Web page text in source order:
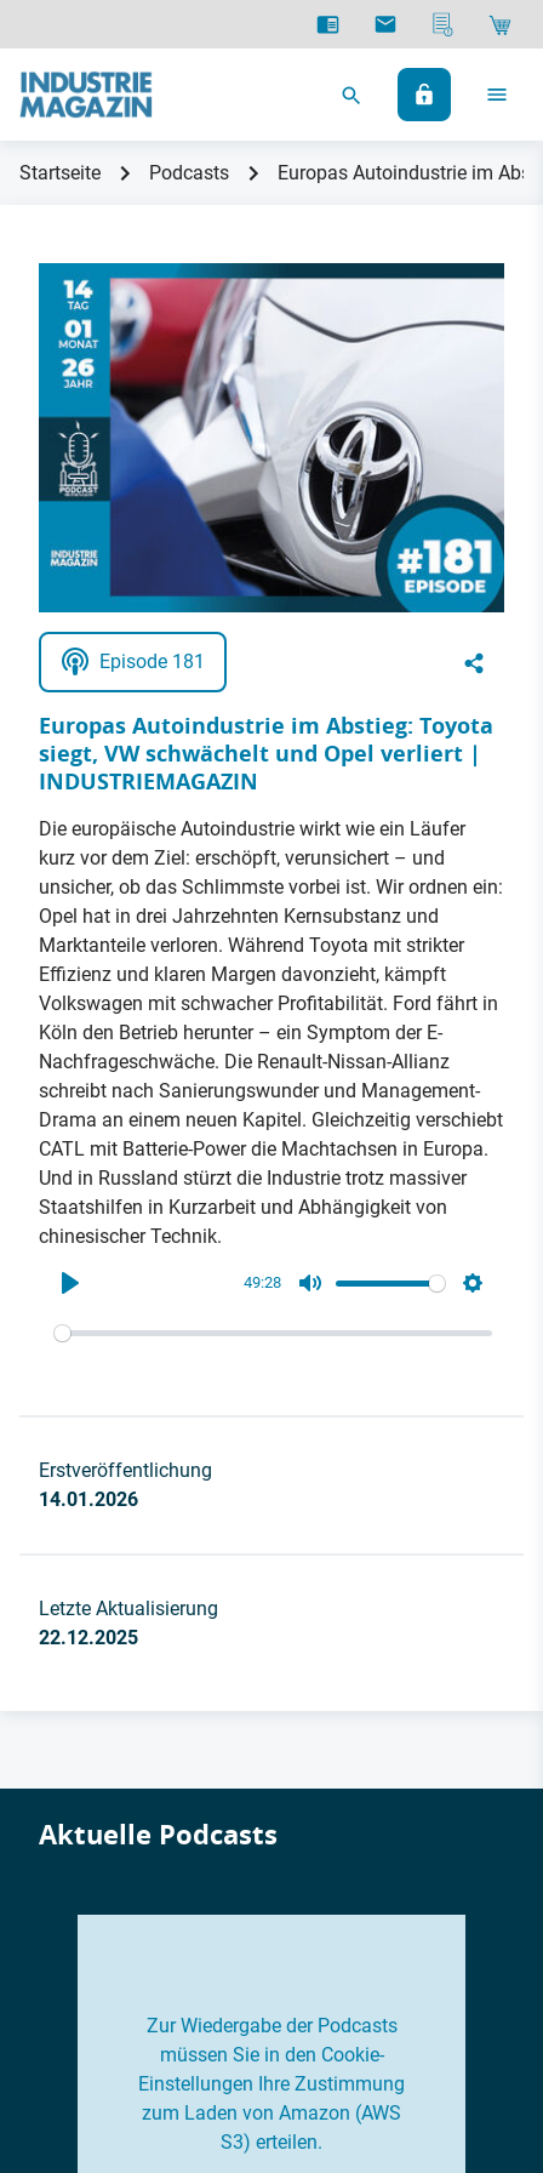
Startseite Podcasts Europas Autoindustrie im
Episode 181
Europas Autoindustrie im Abstieg: Toyota
siegt, VW schwächelt und Opel verliert |
INDUSTRIEMAGAZIN
Die europäische Autoindustrie wirkt wie ein Läufer
kurz vor dem Ziel: erschöpft, verunsichert – und
unsicher, ob das Schlimmste vorbei ist. Wir ordnen ein:
Opel hat in drei Jahrzehnten Kernsubstanz und
Marktanteile verloren. Während Toyota mit strikter
Effizienz und klaren Margen davonzieht, kämpft
Volkswagen mit schwacher Profitabilität. Ford fährt in
Köln den Betrieb herunter – ein Symptom der E-
Nachfrageschwäche. Die Renault-Nissan-Allianz
schreibt nach Sanierungswunder und Management-
Drama an einem neuen Kapitel. Gleichzeitig verschiebt
CATL mit Batterie-Power die Machtachsen in Europa.
Und in Russland stürzt die Industrie trotz massiver
Staatshilfen in Kurzarbeit und Abhängigkeit von
chinesischer Technik.
49:28
Erstveröffentlichung
14.01.2026
Letzte Aktualisierung
22.12.2025
Aktuelle Podcasts
Zur Wiedergabe der Podcasts
müssen Sie in den Cookie-
Einstellungen Ihre Zustimmung
zum Laden von Amazon (AWS
S3) erteilen.